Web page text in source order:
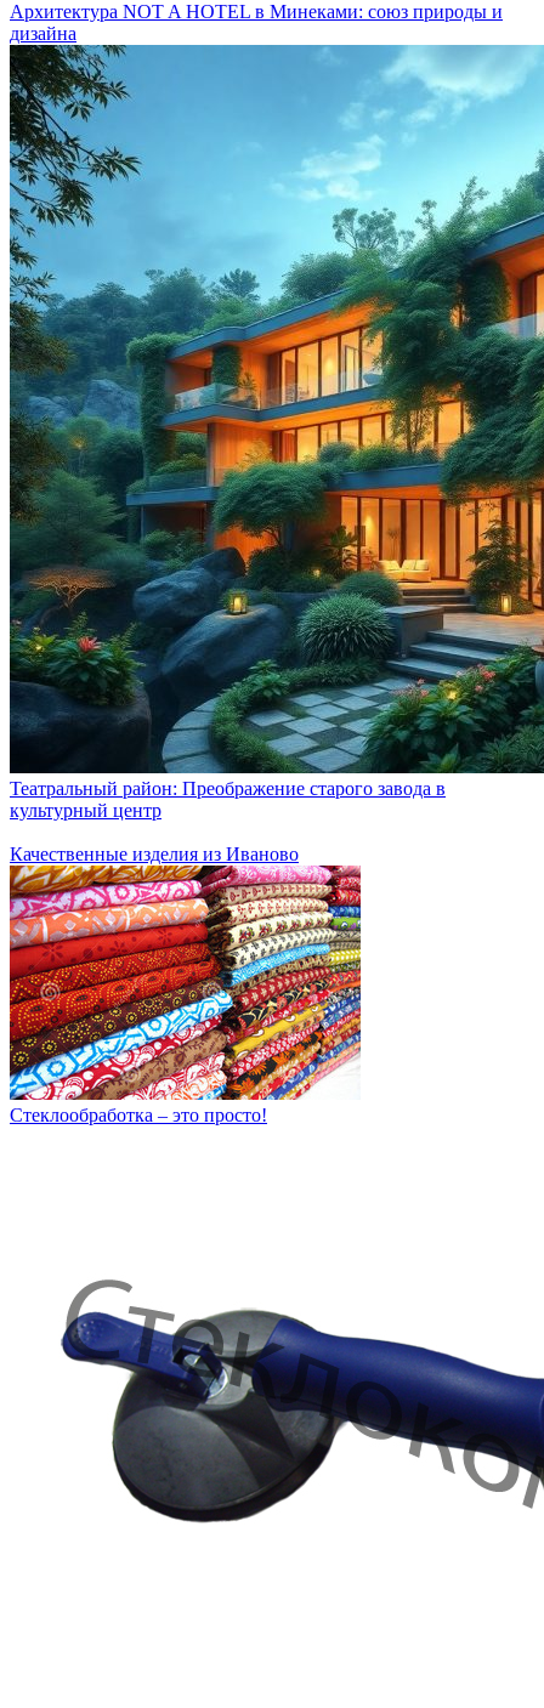
Архитектура NOT A HOTEL в Минеками: союз природы и
дизайна
Театральный район: Преображение старого завода в
культурный центр
Качественные изделия из Иваново
Стеклообработка – это просто!